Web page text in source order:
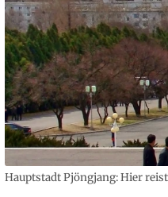
Hauptstadt Pjöngjang: Hier